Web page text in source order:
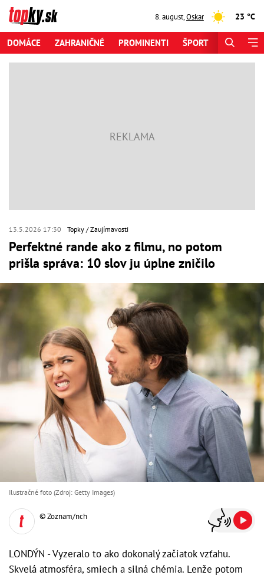
8. august,Oskar 23 °C
DOMÁCE ZAHRANIČNÉ PROMINENTI ŠPORT
13.5.2026 17:30 Topky Zaujímavosti
Perfektné rande ako z filmu, no potom
prišla správa: 10 slov ju úplne zničilo
Ilustračné foto (Zdroj: Getty Images)
© Zoznam/nch
LONDÝN - Vyzeralo to ako dokonalý začiatok vzťahu.
Skvelá atmosféra, smiech a silná chémia. Lenže potom